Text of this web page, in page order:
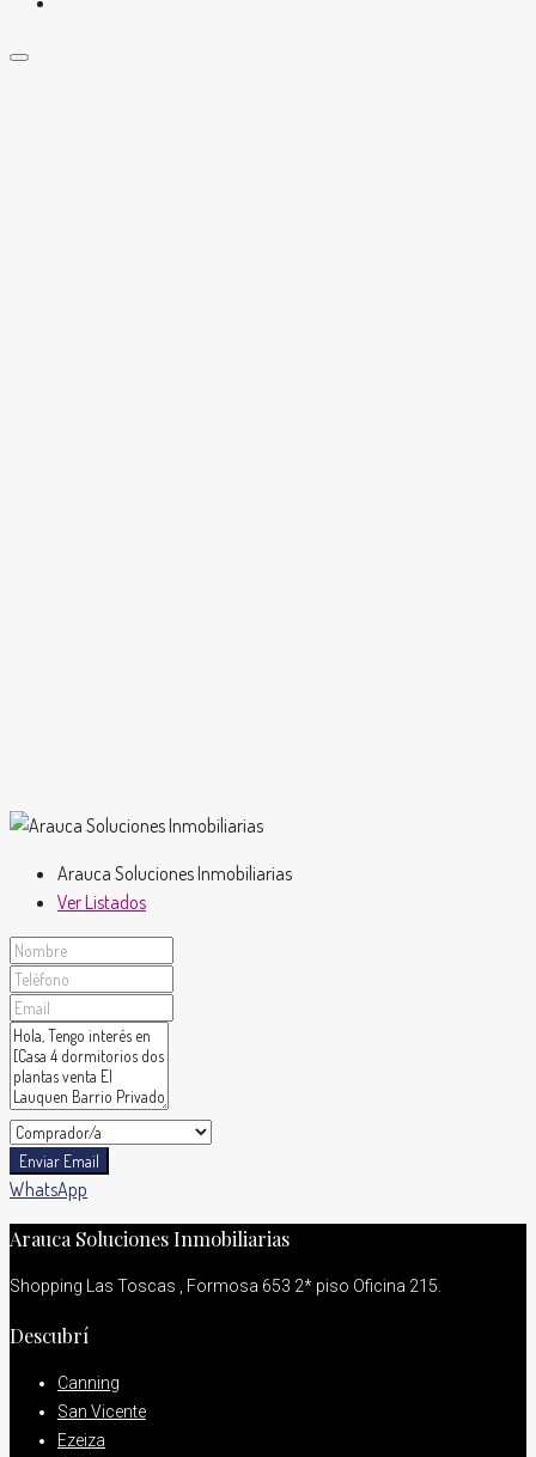
Arauca Soluciones Inmobiliarias
Ver Listados
Enviar Email
WhatsApp
Arauca Soluciones Inmobiliarias
Shopping Las Toscas , Formosa 653 2* piso Oficina 215.
Descubrí
Canning
San Vicente
Ezeiza